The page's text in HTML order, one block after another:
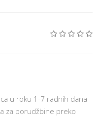
u roku 1-7 radnih dana
za porudžbine preko